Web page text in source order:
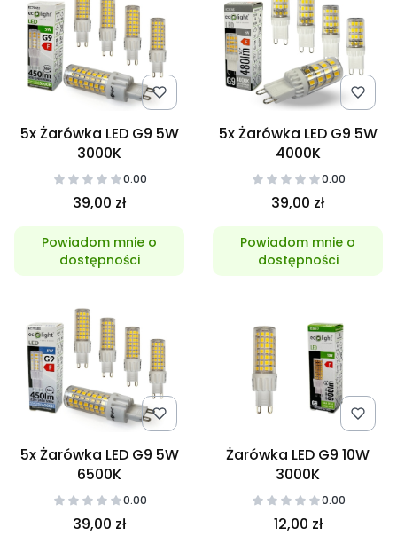
5x Żarówka LED G9 5W
3000K
0.00
39,00 zł
Powiadom mnie o
dostępności
5x Żarówka LED G9 5W
4000K
0.00
39,00 zł
Powiadom mnie o
dostępności
5x Żarówka LED G9 5W
6500K
0.00
39,00 zł
Żarówka LED G9 10W
3000K
0.00
12,00 zł